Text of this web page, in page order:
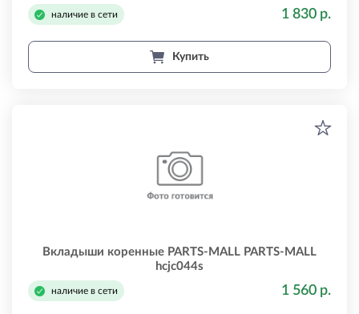
наличие в сети 1 830 р.
Купить
Вкладыши коренные PARTS-MALL PARTS-MALL
hcjc044s
наличие в сети 1 560 р.